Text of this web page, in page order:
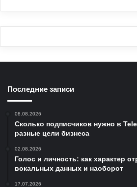
Последние записи
08.08.2026
Сколько подписчиков нужно в
разные цели бизнеса
02.08.2026
Голос и личность: как характер
вокальных данных и наоборот
17.07.2026